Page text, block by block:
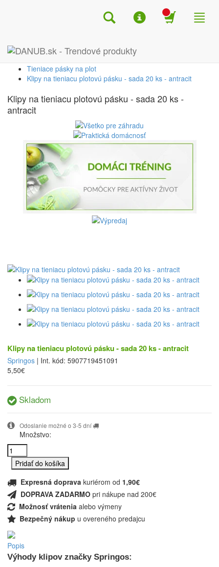
Shop
Menu
Search
Dom a záhrada
Tieniace pásky na plot
Klipy na tieniacu plotovú pásku - sada 20 ks - antracit
Klipy na tieniacu plotovú pásku - sada 20 ks -
antracit
Klipy na tieniacu plotovú pásku - sada 20 ks - antracit
Springos | Int. kód: 5907719451091
5,50€
Skladom
Odoslanie možné o 3-5 dní
Množstvo:
Expresná doprava kuriérom od 1,90€
DOPRAVA ZADARMO pri nákupe nad 200€
Možnosť vrátenia alebo výmeny
Bezpečný nákup u overeného predajcu
Popis
Výhody klipov značky Springos: